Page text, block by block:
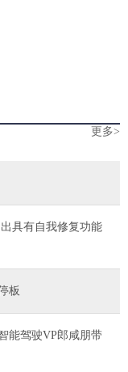
更多>
具有自我修复功能
板
能驾驶VP郎咸朋带